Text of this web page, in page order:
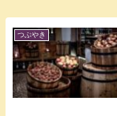
つぶやき